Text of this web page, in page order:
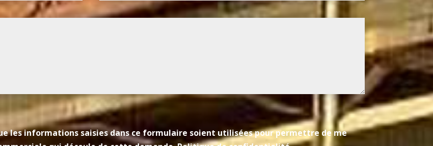
les informations saisies dans ce formulaire soient utilisées pour permettre de me